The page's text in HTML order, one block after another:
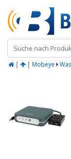
| | Mobeye